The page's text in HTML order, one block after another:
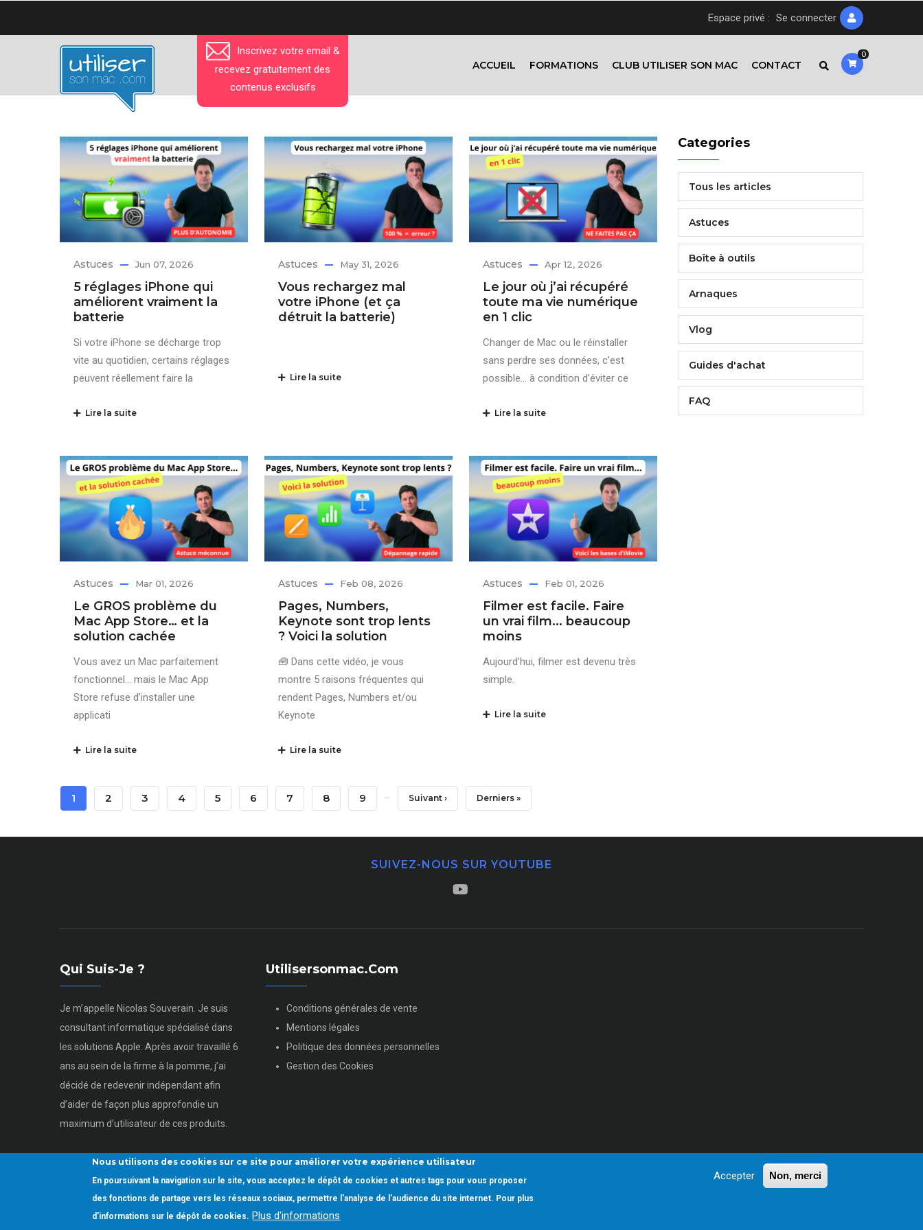
Espace privé : Se connecter
ACCUEIL FORMATIONS CLUB UTILISER SON MAC CONTACT
Inscrivez votre email &
recevez gratuitement des
contenus exclusifs
0
Astuces Jun 07, 2026
5 réglages iPhone qui
améliorent vraiment la
batterie
Si votre iPhone se décharge trop
vite au quotidien, certains réglages
peuvent réellement faire la
Lire la suite
Astuces May 31, 2026
Vous rechargez mal
votre iPhone (et ça
détruit la batterie)
Lire la suite
Astuces Apr 12, 2026
Le jour où j’ai récupéré
toute ma vie numérique
en 1 clic
Changer de Mac ou le réinstaller
sans perdre ses données, c’est
possible… à condition d’éviter ce
Lire la suite
Astuces Mar 01, 2026
Le GROS problème du
Mac App Store… et la
solution cachée
Vous avez un Mac parfaitement
fonctionnel… mais le Mac App
Store refuse d’installer une
applicati
Lire la suite
Astuces Feb 08, 2026
Pages, Numbers,
Keynote sont trop lents
? Voici la solution
🧰 Dans cette vidéo, je vous
montre 5 raisons fréquentes qui
rendent Pages, Numbers et/ou
Keynote
Lire la suite
Astuces Feb 01, 2026
Filmer est facile. Faire
un vrai film... beaucoup
moins
Aujourd’hui, filmer est devenu très
simple.
Lire la suite
Pagination
Page
1 Page
2 Page
3 Page
4 Page
5 Page
6 Page
7 Page
8 Page
9 … Page
Suivant › Dernière
Derniers »
Categories
Tous les articles
Astuces
Boîte à outils
Arnaques
Vlog
Guides d'achat
FAQ
SUIVEZ-NOUS SUR YOUTUBE
Qui Suis-Je ?
Je m’appelle Nicolas Souverain. Je suis
consultant informatique spécialisé dans
les solutions Apple. Après avoir travaillé 6
ans au sein de la firme à la pomme, j’ai
décidé de redevenir indépendant afin
d’aider de façon plus approfondie un
maximum d’utilisateur de ces produits.
Utilisersonmac.com
Conditions générales de vente
Mentions légales
Politique des données personnelles
Gestion des Cookies
Copyright © 2022.Utiliser son mac. Tous droits réservés
Nous utilisons des cookies sur ce site pour améliorer votre expérience utilisateur
En poursuivant la navigation sur le site, vous acceptez le dépôt de cookies et autres tags pour vous proposer
des fonctions de partage vers les réseaux sociaux, permettre l'analyse de l’audience du site internet. Pour plus
d’informations sur le dépôt de cookies. Plus d'informations
Accepter Non, merci